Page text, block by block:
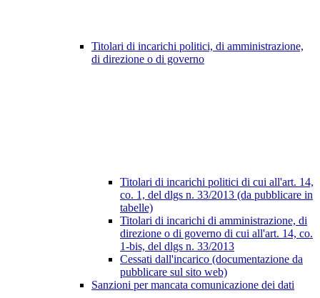
Titolari di incarichi politici, di amministrazione,
di direzione o di governo
Titolari di incarichi politici di cui all'art. 14,
co. 1, del dlgs n. 33/2013 (da pubblicare in
tabelle)
Titolari di incarichi di amministrazione, di
direzione o di governo di cui all'art. 14, co.
1-bis, del dlgs n. 33/2013
Cessati dall'incarico (documentazione da
pubblicare sul sito web)
Sanzioni per mancata comunicazione dei dati